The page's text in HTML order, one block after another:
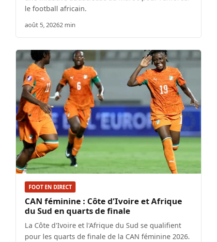
le football africain.
août 5, 20262 min
FOOT EN DIRECT
CAN féminine : Côte d’Ivoire et Afrique
du Sud en quarts de finale
La Côte d'Ivoire et l'Afrique du Sud se qualifient
pour les quarts de finale de la CAN féminine 2026.